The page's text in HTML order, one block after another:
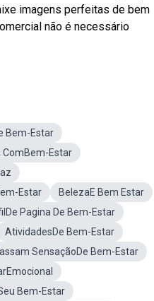
imagens perfeitas de bem
não é necessário
Bem-Estar
ComBem-Estar
Estar
BelezaE Bem Estar
Pagina De Bem-Estar
AtividadesDe Bem-Estar
SensaçãoDe Bem-Estar
Bem-Estar